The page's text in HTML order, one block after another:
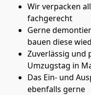
Wir verpacken
fachgerecht
Gerne
bauen diese
Zuverlässig und
Umzugstag in
Das Ein- und
ebenfalls gerne